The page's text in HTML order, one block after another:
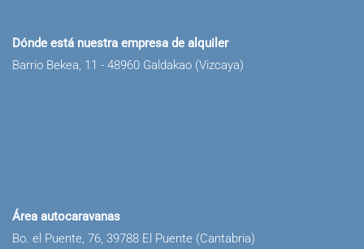
Dónde está nuestra empresa de alquiler
Barrio Bekea, 11 - 48960 Galdakao (Vizcaya)
Área autocaravanas
Bo. el Puente, 76, 39788 El Puente (Cantabria)